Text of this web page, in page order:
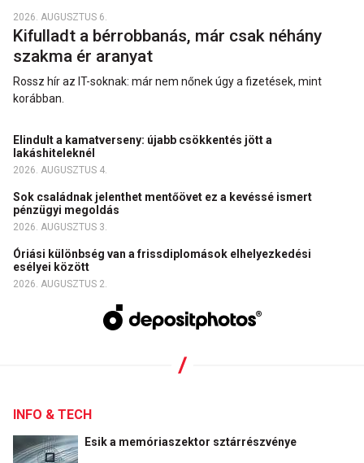
2026. AUGUSZTUS 6.
Kifulladt a bérrobbanás, már csak néhány
szakma ér aranyat
Rossz hír az IT-soknak: már nem nőnek úgy a fizetések, mint
korábban.
Elindult a kamatverseny: újabb csökkentés jött a
lakáshiteleknél
2026. AUGUSZTUS 4.
Sok családnak jelenthet mentőövet ez a kevéssé ismert
pénzügyi megoldás
2026. AUGUSZTUS 3.
Óriási különbség van a frissdiplomások elhelyezkedési
esélyei között
2026. AUGUSZTUS 2.
INFO & TECH
Esik a memóriaszektor sztárrészvénye